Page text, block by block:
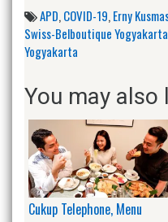
APD,COVID-19,Erny
Swiss-Belboutique Yogyakarta
Yogyakarta
You may also
Cukup Telephone, Menu